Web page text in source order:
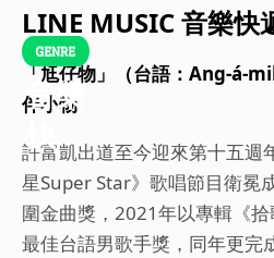
音樂
快遞
｜許
富凱
LINE MUSIC 音樂快
「尪仔物」（台語：Ang-á-
伴小物
許富凱出道至今迎來第十五週
星Super Star》歌唱節目衛冕
圍金曲獎，2021年以專輯《
最佳台語男歌手獎，同年更完